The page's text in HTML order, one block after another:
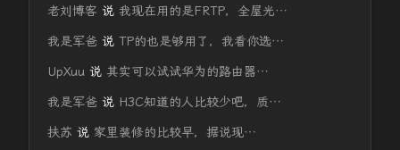
老刘博客 说 我现在用的是FRTP，全屋光…
我是军爸 说 TP的也是够用了，我看你选…
UpXuu 说 其实可以试试华为的路由器…
我是军爸 说 H3C知道的人比较少吧，质…
扶苏 说 家里装修的比较早，据说现…